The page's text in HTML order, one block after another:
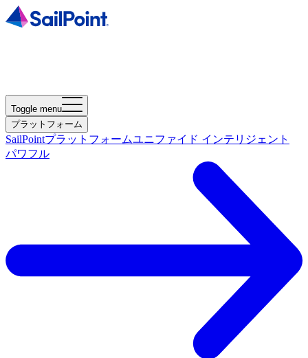
Toggle menu
プラットフォーム
SailPointプラットフォームユニファイド インテリジェント
パワフル